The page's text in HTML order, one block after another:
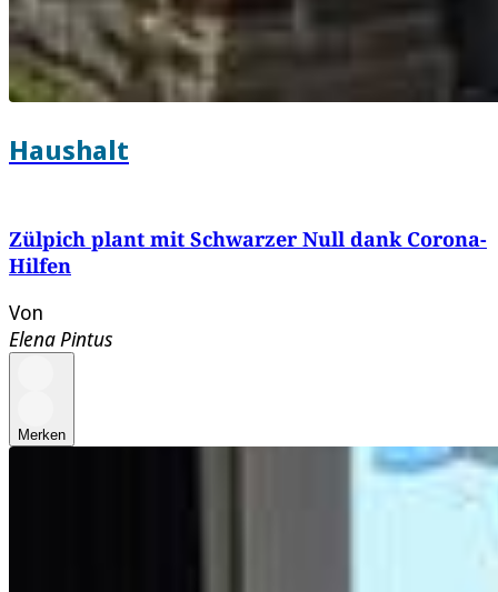
Haushalt
Zülpich plant mit Schwarzer Null dank Corona-
Hilfen
Von
Elena Pintus
Merken